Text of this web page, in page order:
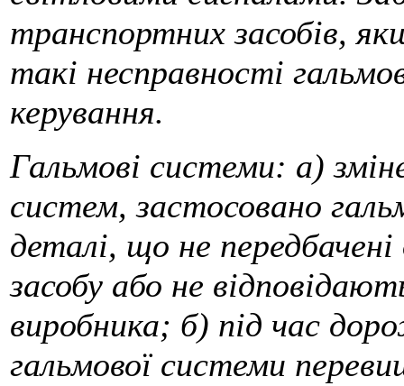
транспортних засобів,
такі несправності
керування.
Гальмові системи: а)
систем, застосовано
деталі, що не
засобу або не
виробника; б) під час
гальмової системи